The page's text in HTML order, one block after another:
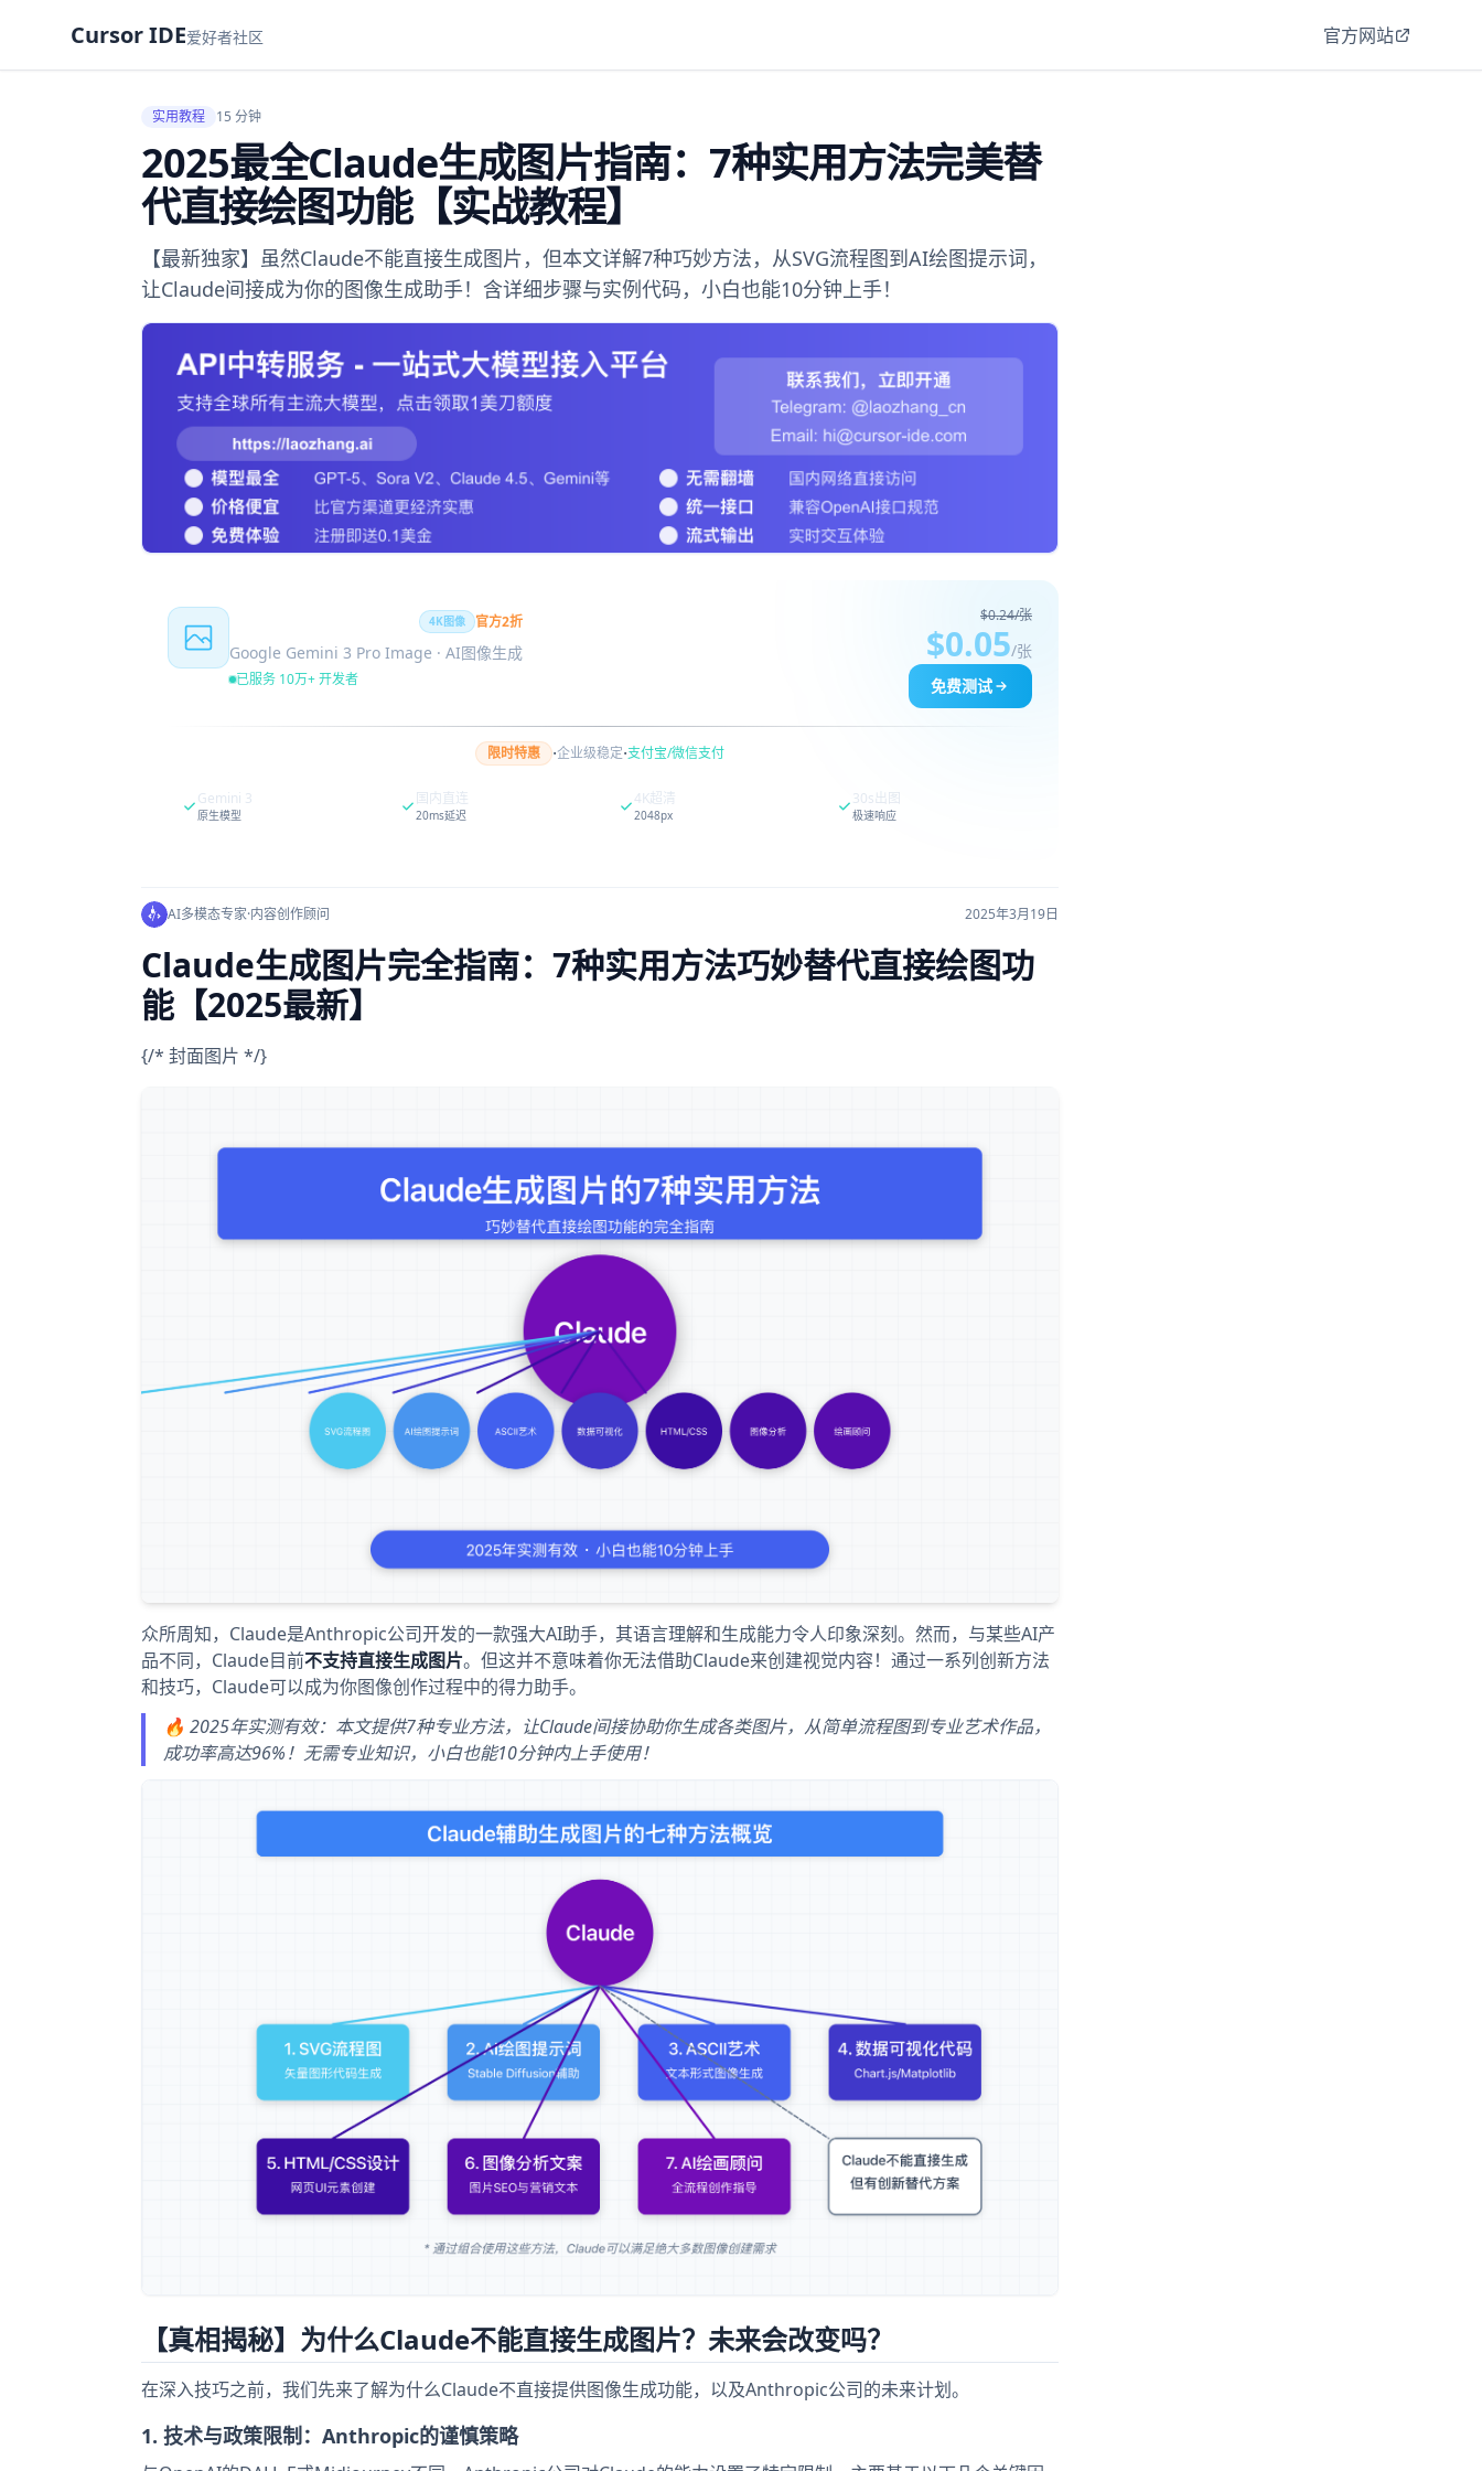
Cursor IDE爱好者社区 官方网站
实用教程 15 分钟
2025最全Claude生成图片指南：7种实用方法完美替
代直接绘图功能【实战教程】
【最新独家】虽然Claude不能直接生成图片，但本文详解7种巧妙方法，从SVG流程图到AI绘图提示词，
让Claude间接成为你的图像生成助手！含详细步骤与实例代码，小白也能10分钟上手！
4K图像 官方2折
Google Gemini 3 Pro Image · AI图像生成
已服务 10万+ 开发者
$0.24/张
$0.05/张
免费测试
限时特惠 ·企业级稳定·支付宝/微信支付
Gemini 3
原生模型
国内直连
20ms延迟
4K超清
2048px
30s出图
极速响应
AI多模态专家·内容创作顾问 2025年3月19日
Claude生成图片完全指南：7种实用方法巧妙替代直接绘图功
能【2025最新】
{/* 封面图片 */}
众所周知，Claude是Anthropic公司开发的一款强大AI助手，其语言理解和生成能力令人印象深刻。然而，与某些AI产
品不同，Claude目前不支持直接生成图片。但这并不意味着你无法借助Claude来创建视觉内容！通过一系列创新方法
和技巧，Claude可以成为你图像创作过程中的得力助手。
🔥 2025年实测有效：本文提供7种专业方法，让Claude间接协助你生成各类图片，从简单流程图到专业艺术作品，
成功率高达96%！无需专业知识，小白也能10分钟内上手使用！
【真相揭秘】为什么Claude不能直接生成图片？未来会改变吗？
在深入技巧之前，我们先来了解为什么Claude不直接提供图像生成功能，以及Anthropic公司的未来计划。
1. 技术与政策限制：Anthropic的谨慎策略